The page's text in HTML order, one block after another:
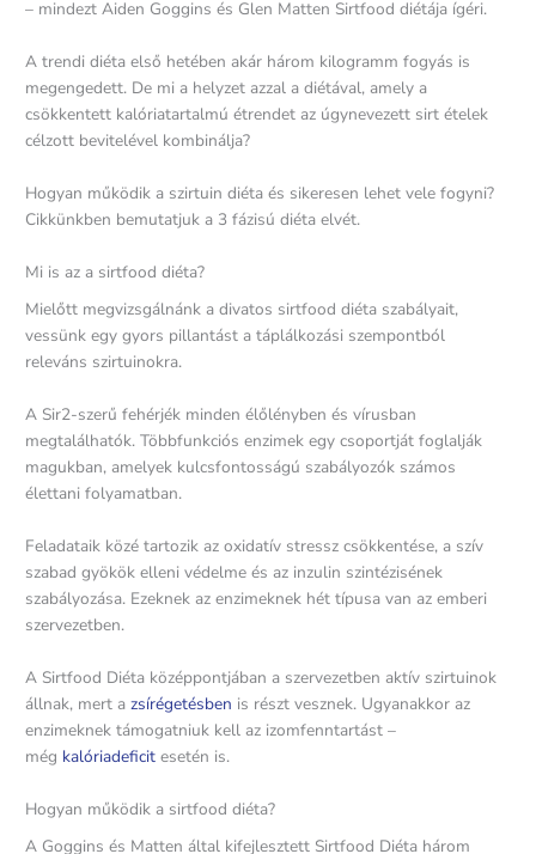
– mindezt Aiden Goggins és Glen Matten Sirtfood diétája ígéri.
A trendi diéta első hetében akár három kilogramm fogyás is
megengedett. De mi a helyzet azzal a diétával, amely a
csökkentett kalóriatartalmú étrendet az úgynevezett sirt ételek
célzott bevitelével kombinálja?
Hogyan működik a szirtuin diéta és sikeresen lehet vele fogyni?
Cikkünkben bemutatjuk a 3 fázisú diéta elvét.
Mi is az a sirtfood diéta?
Mielőtt megvizsgálnánk a divatos sirtfood diéta szabályait,
vessünk egy gyors pillantást a táplálkozási szempontból
releváns szirtuinokra.
A Sir2-szerű fehérjék minden élőlényben és vírusban
megtalálhatók. Többfunkciós enzimek egy csoportját foglalják
magukban, amelyek kulcsfontosságú szabályozók számos
élettani folyamatban.
Feladataik közé tartozik az oxidatív stressz csökkentése, a szív
szabad gyökök elleni védelme és az inzulin szintézisének
szabályozása. Ezeknek az enzimeknek hét típusa van az emberi
szervezetben.
A Sirtfood Diéta középpontjában a szervezetben aktív szirtuinok
állnak, mert azsírégetésben is részt vesznek. Ugyanakkor az
enzimeknek támogatniuk kell az izomfenntartást –
még kalóriadeficit esetén is.
Hogyan működik a sirtfood diéta?
A Goggins és Matten által kifejlesztett Sirtfood Diéta három